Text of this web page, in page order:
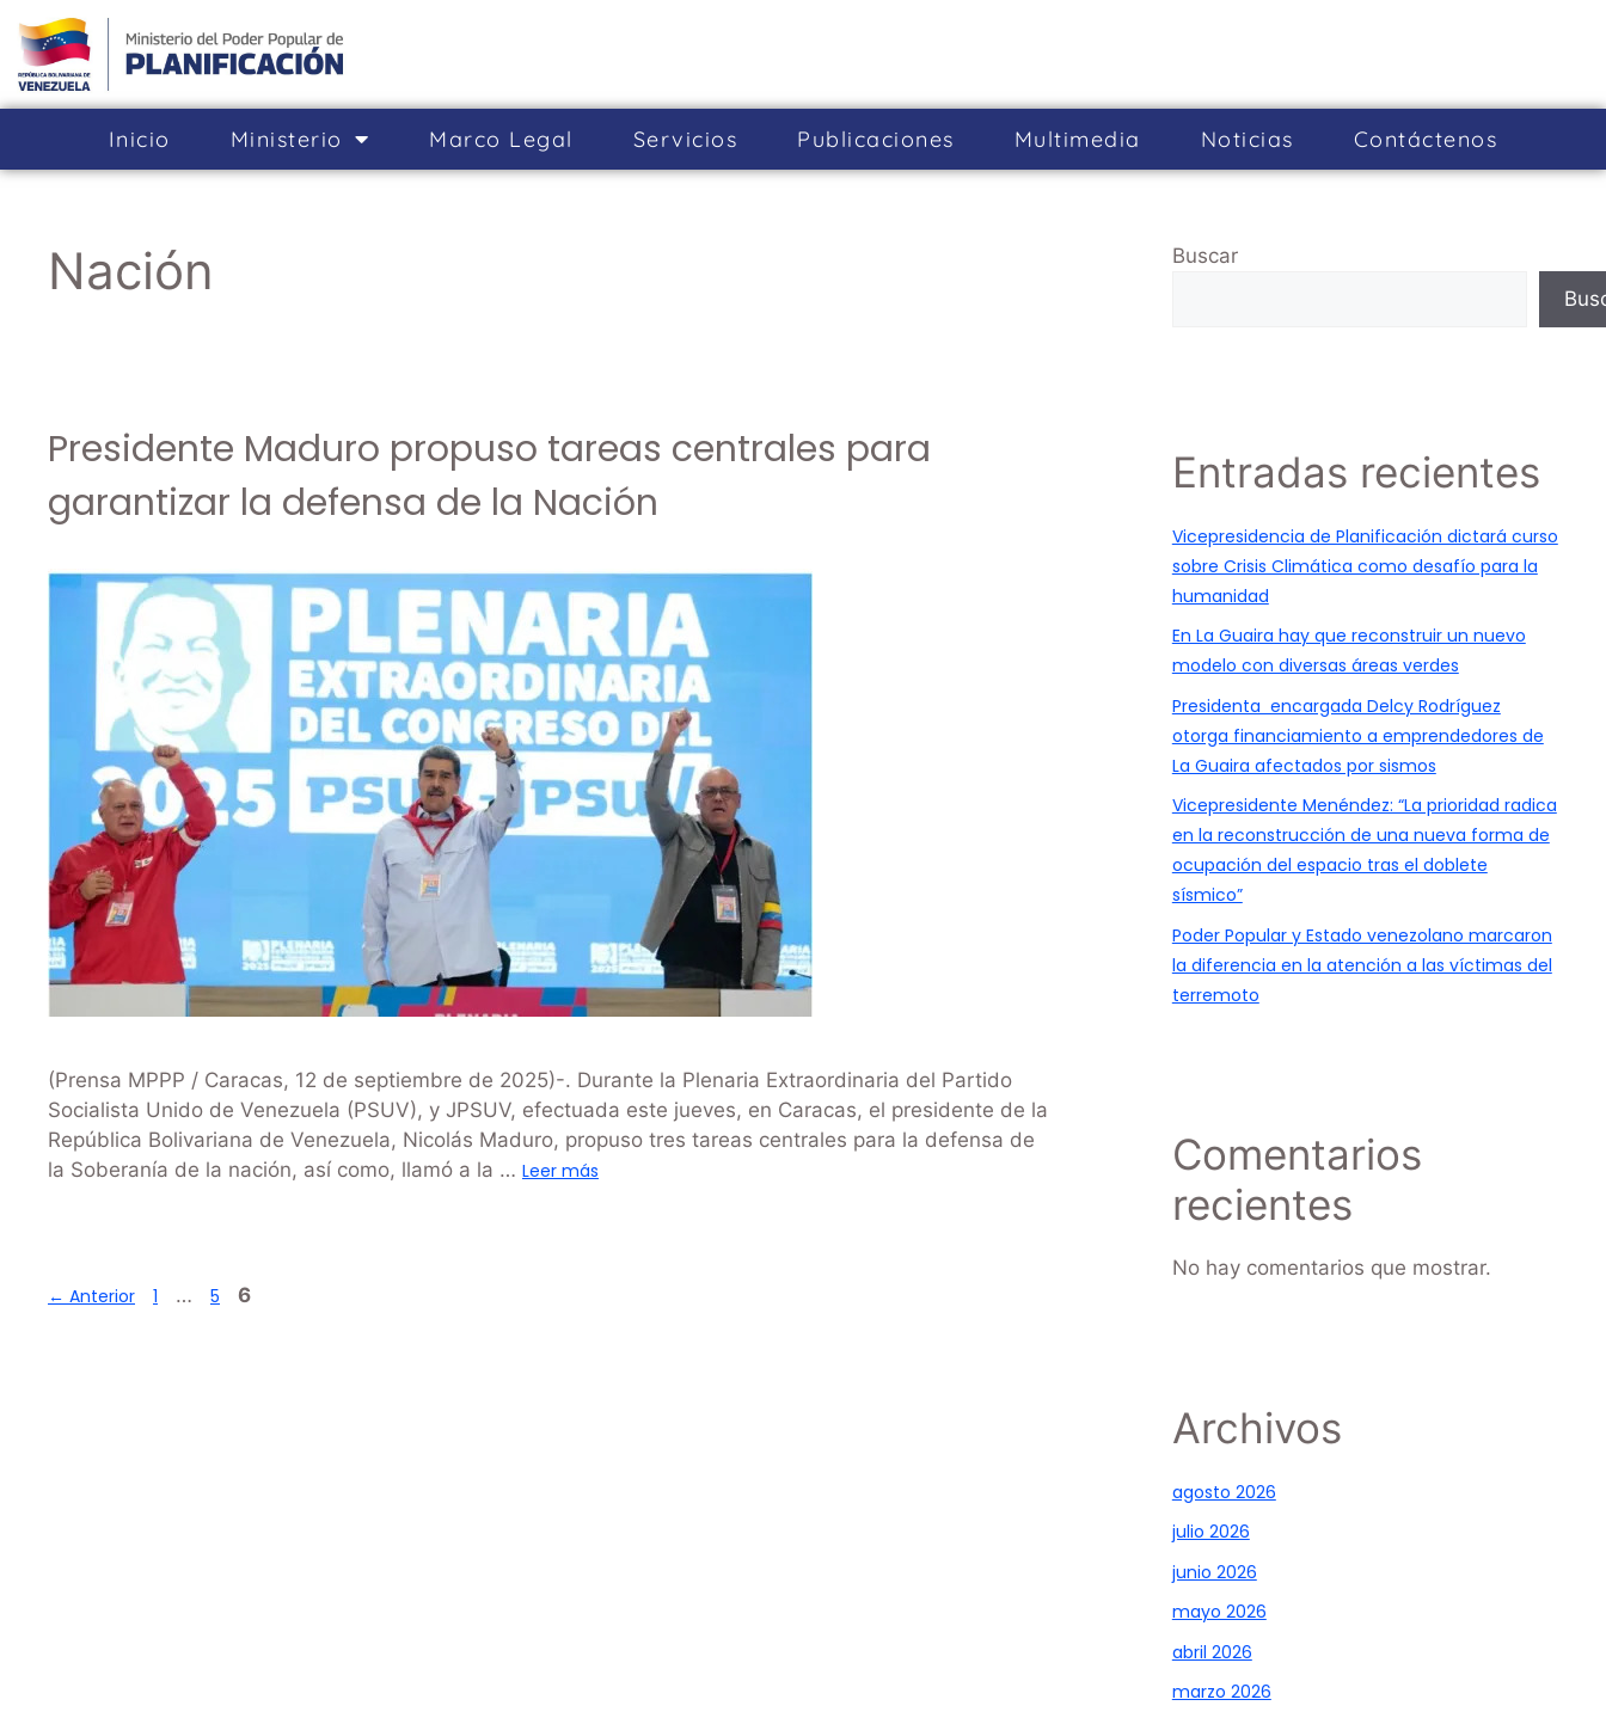
Inicio Ministerio Marco Legal Servicios Publicaciones Multimedia Noticias Cont­áctenos
Nación
Presidente Maduro propuso tareas centrales para
garantizar la defensa de la Nación
(Prensa MPPP / Caracas, 12 de septiembre de 2025)-. Durante la Plenaria Extraordinaria del Partido
Socialista Unido de Venezuela (PSUV), y JPSUV, efectuada este jueves, en Caracas, el presidente de la
República Bolivariana de Venezuela, Nicolás Maduro, propuso tres tareas centrales para la defensa de
la Soberanía de la nación, así como, llamó a la … Leer más
← Anterior 1 … 5 6
Buscar
Entradas recientes
Vicepresidencia de Planificación dictará curso
sobre Crisis Climática como desafío para la
humanidad
En La Guaira hay que reconstruir un nuevo
modelo con diversas áreas verdes
Presidenta encargada Delcy Rodríguez
otorga financiamiento a emprendedores de
La Guaira afectados por sismos
Vicepresidente Menéndez: “La prioridad radica
en la reconstrucción de una nueva forma de
ocupación del espacio tras el doblete
sísmico”
Poder Popular y Estado venezolano marcaron
la diferencia en la atención a las víctimas del
terremoto
Comentarios
recientes
No hay comentarios que mostrar.
Archivos
agosto 2026
julio 2026
junio 2026
mayo 2026
abril 2026
marzo 2026